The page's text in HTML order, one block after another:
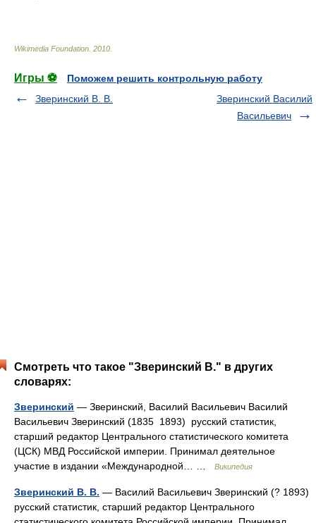
Wikimedia Foundation 2010
Игры ⚽
Поможем решить контрольную работу
Зверинский В. В.
Зверинский Василий
Васильевич
Смотреть что такое "Зверинский В." в других
словарях:
Зверинский — Зверинский, Василий Васильевич Василий
Васильевич Зверинский (1835 1893) русский статистик,
старший редактор Центрального статистического комитета
(ЦСК) МВД Российской империи. Принимал деятельное
участие в издании «Международной… …
Википедия
Зверинский В. В. — Василий Васильевич Зверинский (? 1893)
русский статистик, старший редактор Центрального